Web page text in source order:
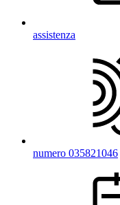
assistenza
numero 035821046